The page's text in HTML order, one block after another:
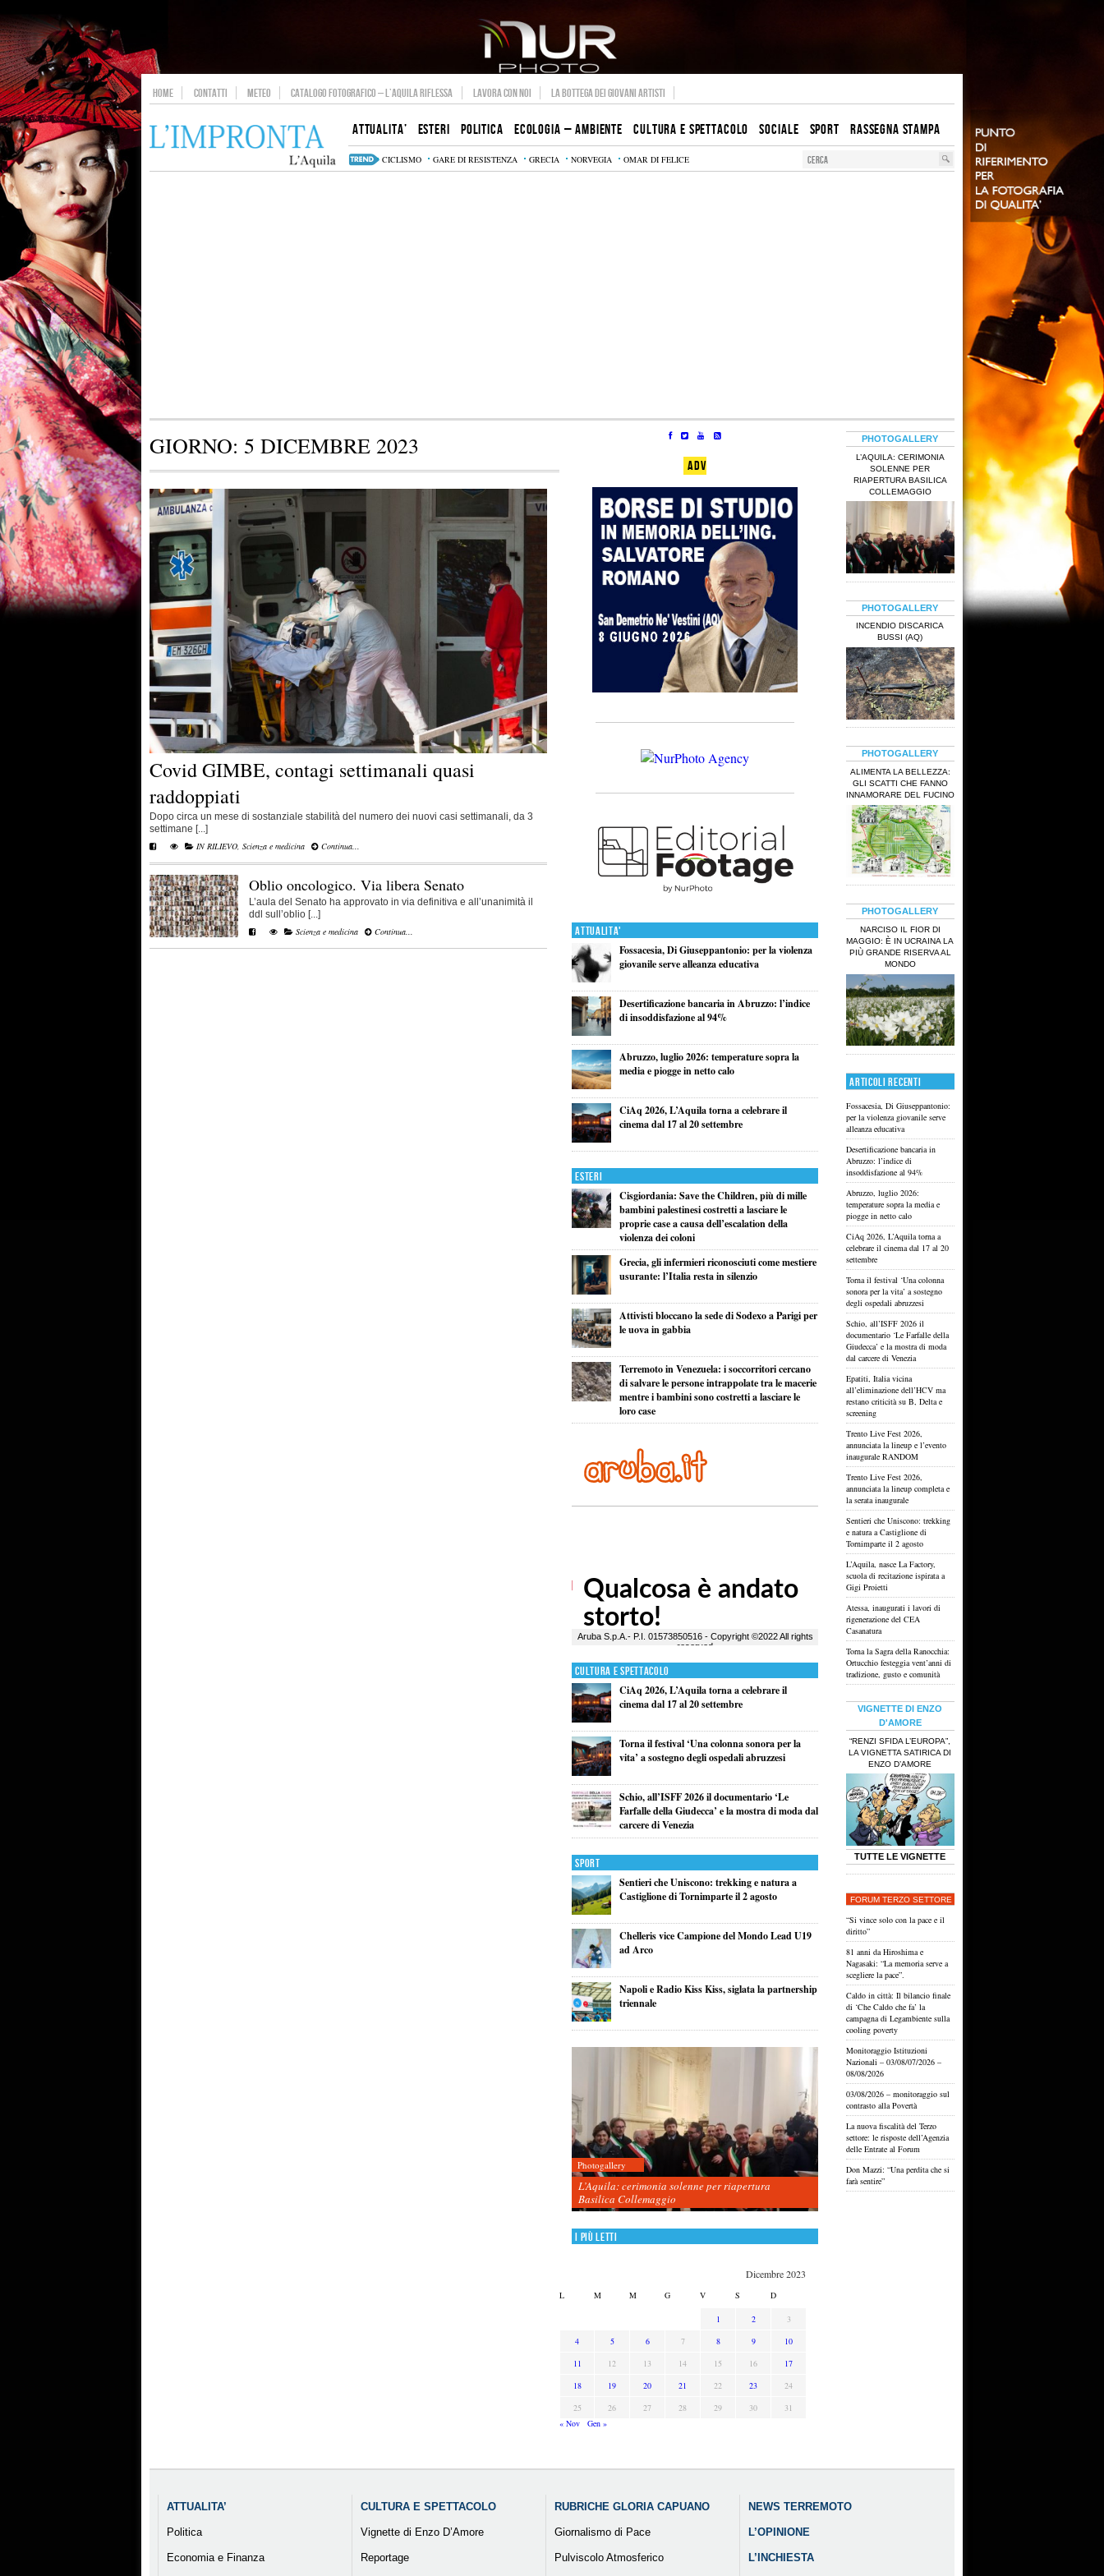
HOME CONTATTI METEO CATALOGO FOTOGRAFICO – L’AQUILA RIFLESSA LAVORA CON NOI LA BOTTEGA DEI GIOVANI ARTISTI
ATTUALITA’ ESTERI POLITICA ECOLOGIA – AMBIENTE CULTURA E SPETTACOLO SOCIALE SPORT RASSEGNA STAMPA
CICLISMO GARE DI RESISTENZA GRECIA NORVEGIA OMAR DI FELICE
GIORNO: 5 DICEMBRE 2023
Covid GIMBE, contagi settimanali quasi
raddoppiati
Dopo circa un mese di sostanziale stabilità del numero dei nuovi casi settimanali, da 3
settimane [...]
IN RILIEVO, Scienza e medicina Continua...
Oblio oncologico. Via libera Senato
L’aula del Senato ha approvato in via definitiva e all’unanimità il
ddl sull’oblio [...]
Scienza e medicina
Continua...
ADV
Attualita'
Fossacesia, Di Giuseppantonio: per la violenza
giovanile serve alleanza educativa
Desertificazione bancaria in Abruzzo: l’indice
di insoddisfazione al 94%
Abruzzo, luglio 2026: temperature sopra la
media e piogge in netto calo
CiAq 2026, L’Aquila torna a celebrare il
cinema dal 17 al 20 settembre
Esteri
Cisgiordania: Save the Children, più di mille
bambini palestinesi costretti a lasciare le
proprie case a causa dell’escalation della
violenza dei coloni
Grecia, gli infermieri riconosciuti come mestiere
usurante: l’Italia resta in silenzio
Attivisti bloccano la sede di Sodexo a Parigi per
le uova in gabbia
Terremoto in Venezuela: i soccorritori cercano
di salvare le persone intrappolate tra le macerie
mentre i bambini sono costretti a lasciare le
loro case
Cultura e Spettacolo
CiAq 2026, L’Aquila torna a celebrare il
cinema dal 17 al 20 settembre
Torna il festival ‘Una colonna sonora per la
vita’ a sostegno degli ospedali abruzzesi
Schio, all’ISFF 2026 il documentario ‘Le
Farfalle della Giudecca’ e la mostra di moda dal
carcere di Venezia
Sport
Sentieri che Uniscono: trekking e natura a
Castiglione di Tornimparte il 2 agosto
Chelleris vice Campione del Mondo Lead U19
ad Arco
Napoli e Radio Kiss Kiss, siglata la partnership
triennale
Photogallery
L’Aquila: cerimonia solenne per riapertura
Basilica Collemaggio
I più letti
Dicembre 2023
L M M G V S D
1 2
3
4
5 6 7 8 9
10
11
12 13 14 15 16
17
18
19 20 21 22 23
24
25
26 27 28 29 30
31
« Nov
Gen »
PHOTOGALLERY
L’AQUILA: CERIMONIA
SOLENNE PER
RIAPERTURA BASILICA
COLLEMAGGIO
PHOTOGALLERY
INCENDIO DISCARICA
BUSSI (AQ)
PHOTOGALLERY
ALIMENTA LA BELLEZZA:
GLI SCATTI CHE FANNO
INNAMORARE DEL FUCINO
PHOTOGALLERY
NARCISO IL FIOR DI
MAGGIO: È IN UCRAINA LA
PIÙ GRANDE RISERVA AL
MONDO
ARTICOLI RECENTI
Fossacesia, Di Giuseppantonio:
per la violenza giovanile serve
alleanza educativa
Desertificazione bancaria in
Abruzzo: l’indice di
insoddisfazione al 94%
Abruzzo, luglio 2026:
temperature sopra la media e
piogge in netto calo
CiAq 2026, L’Aquila torna a
celebrare il cinema dal 17 al 20
settembre
Torna il festival ‘Una colonna
sonora per la vita’ a sostegno
degli ospedali abruzzesi
Schio, all’ISFF 2026 il
documentario ‘Le Farfalle della
Giudecca’ e la mostra di moda
dal carcere di Venezia
Epatiti, Italia vicina
all’eliminazione dell’HCV ma
restano criticità su B, Delta e
screening
Trento Live Fest 2026,
annunciata la lineup e l’evento
inaugurale RANDOM
Trento Live Fest 2026,
annunciata la lineup completa e
la serata inaugurale
Sentieri che Uniscono: trekking
e natura a Castiglione di
Tornimparte il 2 agosto
L’Aquila, nasce La Factory,
scuola di recitazione ispirata a
Gigi Proietti
Atessa, inaugurati i lavori di
rigenerazione del CEA
Casanatura
Torna la Sagra della Ranocchia:
Ortucchio festeggia vent’anni di
tradizione, gusto e comunità
VIGNETTE DI ENZO
D'AMORE
“RENZI SFIDA L’EUROPA”,
LA VIGNETTA SATIRICA DI
ENZO D’AMORE
TUTTE LE VIGNETTE
FORUM TERZO SETTORE
“Si vince solo con la pace e il
diritto”
81 anni da Hiroshima e
Nagasaki: “La memoria serve a
scegliere la pace”.
Caldo in città: Il bilancio finale
di ‘Che Caldo che fa’ la
campagna di Legambiente sulla
cooling poverty
Monitoraggio Istituzioni
Nazionali – 03/08/07/2026 –
08/08/2026
03/08/2026 – monitoraggio sul
contrasto alla Povertà
La nuova fiscalità del Terzo
settore: le risposte dell’Agenzia
delle Entrate al Forum
Don Mazzi: “Una perdita che si
farà sentire”
ATTUALITA’
Politica
Economia e Finanza
CULTURA E SPETTACOLO
Vignette di Enzo D’Amore
Reportage
RUBRICHE GLORIA CAPUANO
Giornalismo di Pace
Pulviscolo Atmosferico
NEWS TERREMOTO
L’OPINIONE
L’INCHIESTA